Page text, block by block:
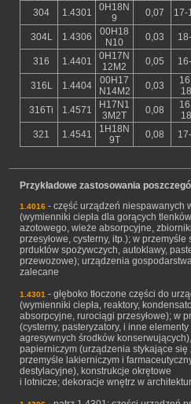
304
1.4301
0H18N
9
0,07 17-
304L 1.4306
00H18
N10
0,03
316 1.4401
0H17N
12M2
0,05
316L 1.4404
00H17
N14M2
0,03
316Ti 1.4571
H17N1
3M2T
0,08
321 1.4541
1H18N
9T
0,08
Przykładowe zastosowania
1.4016 - część urządzeń niespawanych
(wymienniki ciepła dla gorących
azotowego, wieże absorpcyjne,
przesyłowe, cysterny, itp.); w
prduktów spożywczych, autoklawy,
przewozowe); urządzenia
zalecane
1.4301 - głęboko tłoczone części do
(wymienniki ciepła, reaktory,
absorpcyjne, rurociągi przesyłowe); w
(cysterny, pasteryzatory, i inne
agresywnych środków
papierniczym (urządzenia stykające
przemyśle lakierniczym i
destylacyjne), konstrukcje okrętowe
i lotnicze; dekoracje wnętrz w